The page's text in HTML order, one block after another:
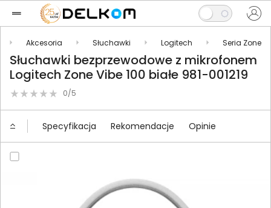
Akcesoria Słuchawki Logitech Seria Zone
Słuchawki bezprzewodowe z mikrofonem
Logitech Zone Vibe 100 białe 981-001219
0/5
Specyfikacja Rekomendacje Opinie